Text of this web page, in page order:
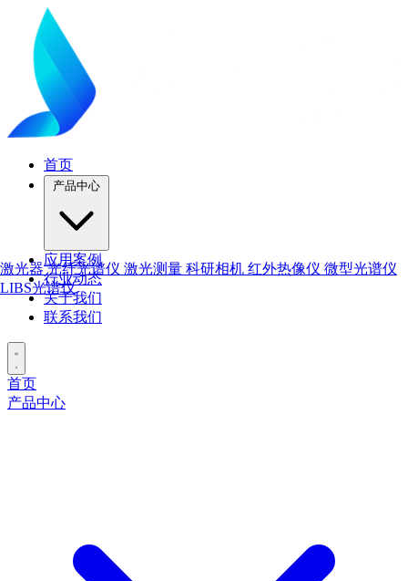
首页
产品中心
激光器光纤光谱仪 激光测量 科研相机 红外热像仪 微型光谱仪
LIBS光谱仪
应用案例
行业动态
关于我们
联系我们
首页
产品中心